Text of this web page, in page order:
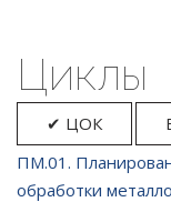
Циклы
✔ ЦОК
ПМ.01.
обработки